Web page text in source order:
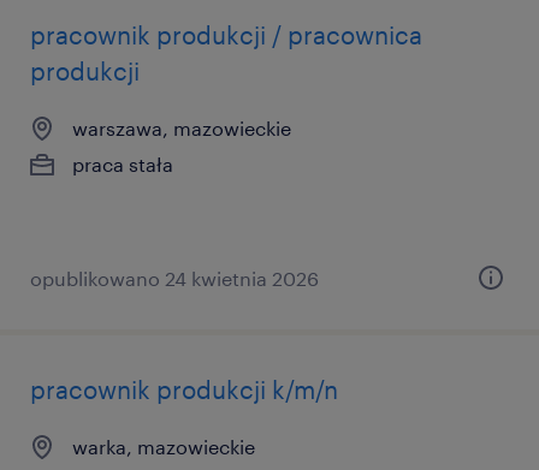
pracownik produkcji / pracownica
produkcji
warszawa, mazowieckie
praca stała
opublikowano 24 kwietnia 2026
pracownik produkcji k/m/n
warka, mazowieckie